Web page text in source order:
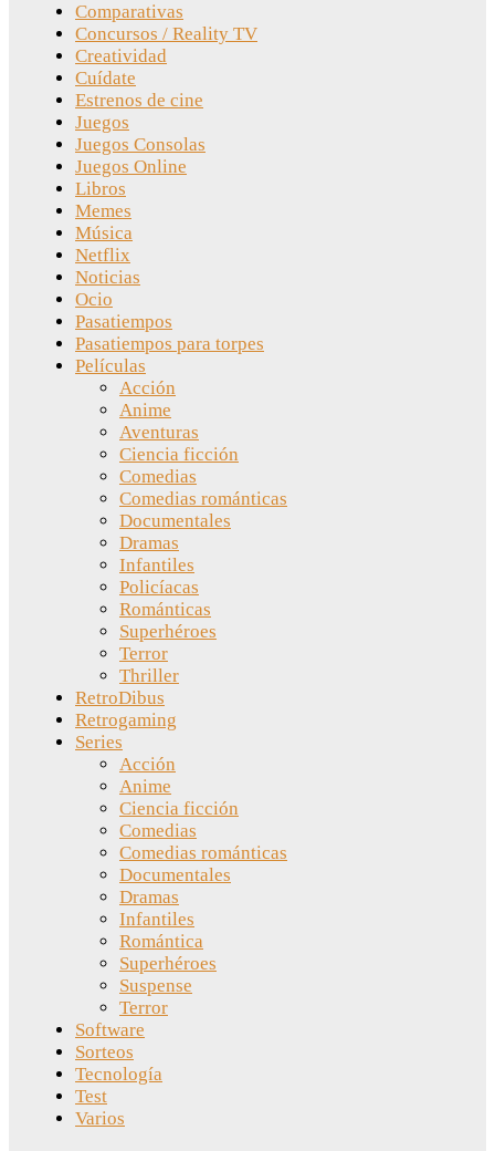
Comparativas
Concursos / Reality TV
Creatividad
Cuídate
Estrenos de cine
Juegos
Juegos Consolas
Juegos Online
Libros
Memes
Música
Netflix
Noticias
Ocio
Pasatiempos
Pasatiempos para torpes
Películas
Acción
Anime
Aventuras
Ciencia ficción
Comedias
Comedias románticas
Documentales
Dramas
Infantiles
Policíacas
Románticas
Superhéroes
Terror
Thriller
RetroDibus
Retrogaming
Series
Acción
Anime
Ciencia ficción
Comedias
Comedias románticas
Documentales
Dramas
Infantiles
Romántica
Superhéroes
Suspense
Terror
Software
Sorteos
Tecnología
Test
Varios